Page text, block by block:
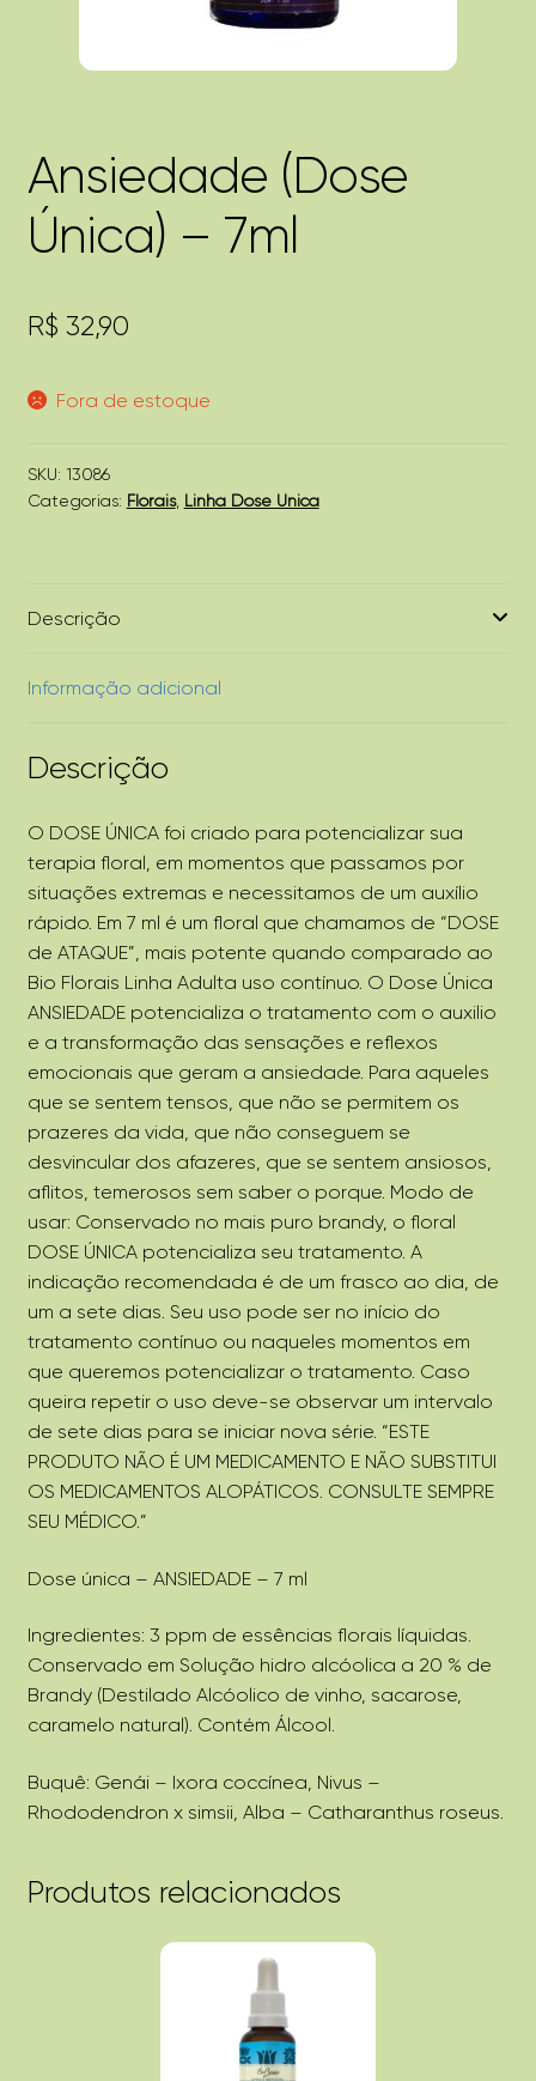
Ansiedade (Dose
Única) – 7ml
R$ 32,90
Fora de estoque
SKU: 13086
Categorias: Florais, Linha Dose Única
Descrição
Informação adicional
Descrição
O DOSE ÚNICA foi criado para potencializar sua
terapia floral, em momentos que passamos por
situações extremas e necessitamos de um auxílio
rápido. Em 7 ml é um floral que chamamos de “DOSE
de ATAQUE”, mais potente quando comparado ao
Bio Florais Linha Adulta uso contínuo. O Dose Única
ANSIEDADE potencializa o tratamento com o auxilio
e a transformação das sensações e reflexos
emocionais que geram a ansiedade. Para aqueles
que se sentem tensos, que não se permitem os
prazeres da vida, que não conseguem se
desvincular dos afazeres, que se sentem ansiosos,
aflitos, temerosos sem saber o porque. Modo de
usar: Conservado no mais puro brandy, o floral
DOSE ÚNICA potencializa seu tratamento. A
indicação recomendada é de um frasco ao dia, de
um a sete dias. Seu uso pode ser no início do
tratamento contínuo ou naqueles momentos em
que queremos potencializar o tratamento. Caso
queira repetir o uso deve-se observar um intervalo
de sete dias para se iniciar nova série. “ESTE
PRODUTO NÃO É UM MEDICAMENTO E NÃO SUBSTITUI
OS MEDICAMENTOS ALOPÁTICOS. CONSULTE SEMPRE
SEU MÉDICO.”
Dose única – ANSIEDADE – 7 ml
Ingredientes: 3 ppm de essências florais líquidas.
Conservado em Solução hidro alcóolica a 20 % de
Brandy (Destilado Alcóolico de vinho, sacarose,
caramelo natural). Contém Álcool.
Buquê: Genái – Ixora coccínea, Nivus –
Rhododendron x simsii, Alba – Catharanthus roseus.
Produtos relacionados